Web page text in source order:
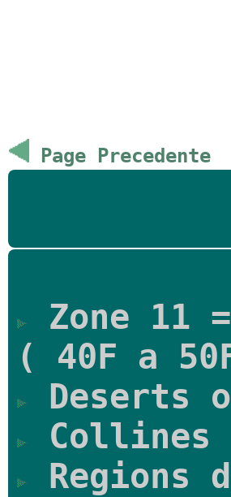
Page Precedente
Zone 11
( 40F a
Deserts
Collines
Regions